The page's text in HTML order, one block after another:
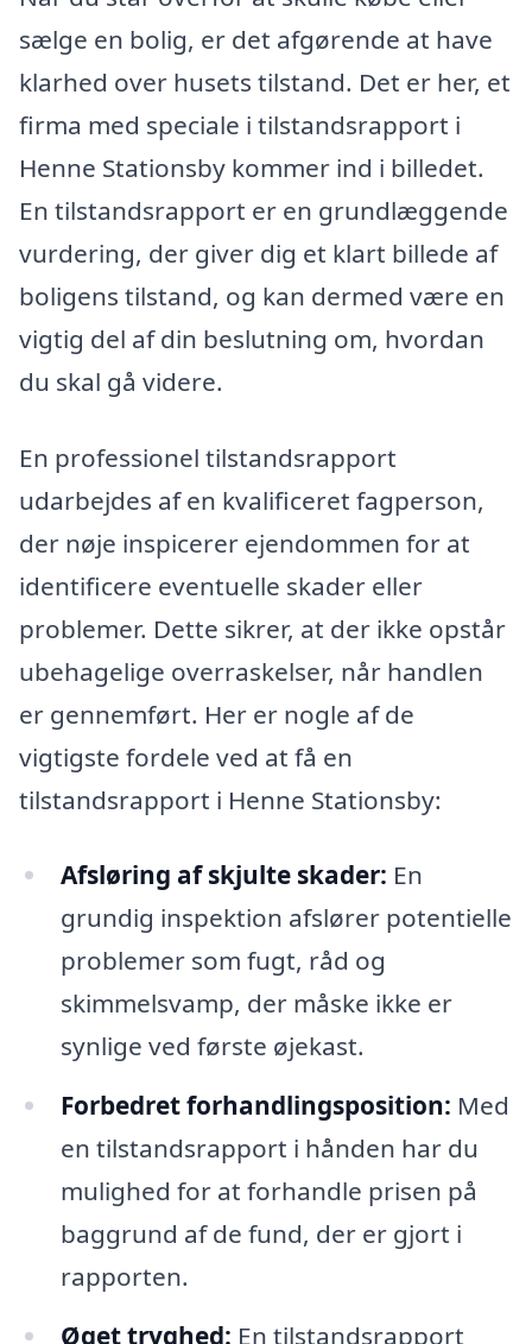
sælge en bolig, er det afgørende at have
klarhed over husets tilstand. Det er her, et
firma med speciale i tilstandsrapport i
Henne Stationsby kommer ind i billedet.
En tilstandsrapport er en grundlæggende
vurdering, der giver dig et klart billede af
boligens tilstand, og kan dermed være en
vigtig del af din beslutning om, hvordan
du skal gå videre.
En professionel tilstandsrapport
udarbejdes af en kvalificeret fagperson,
der nøje inspicerer ejendommen for at
identificere eventuelle skader eller
problemer. Dette sikrer, at der ikke opstår
ubehagelige overraskelser, når handlen
er gennemført. Her er nogle af de
vigtigste fordele ved at få en
tilstandsrapport i Henne Stationsby:
Afsløring af skjulte skader: En
grundig inspektion afslører potentielle
problemer som fugt, råd og
skimmelsvamp, der måske ikke er
synlige ved første øjekast.
Forbedret forhandlingsposition: Med
en tilstandsrapport i hånden har du
mulighed for at forhandle prisen på
baggrund af de fund, der er gjort i
rapporten.
Øget tryghed: En tilstandsrapport